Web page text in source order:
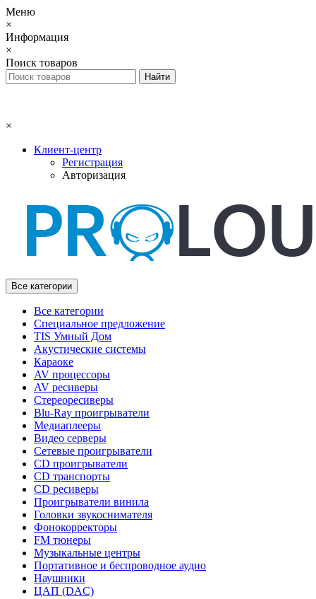
Меню
×
Информация
×
Поиск товаров
×
Клиент-центр
Регистрация
Авторизация
Все категории
Все категории
Специальное предложение
TIS Умный Дом
Акустические системы
Караоке
AV процессоры
AV ресиверы
Стереоресиверы
Blu-Ray проигрыватели
Медиаплееры
Видео серверы
Сетевые проигрыватели
CD проигрыватели
CD транспорты
CD ресиверы
Проигрыватели винила
Головки звукоснимателя
Фонокорректоры
FM тюнеры
Музыкальные центры
Портативное и беспроводное аудио
Наушники
ЦАП (DAC)